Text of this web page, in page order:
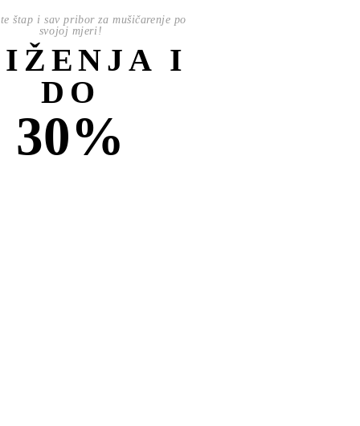
štap i sav pribor za mušičarenje po
svojoj mjeri!
I
DO
30%